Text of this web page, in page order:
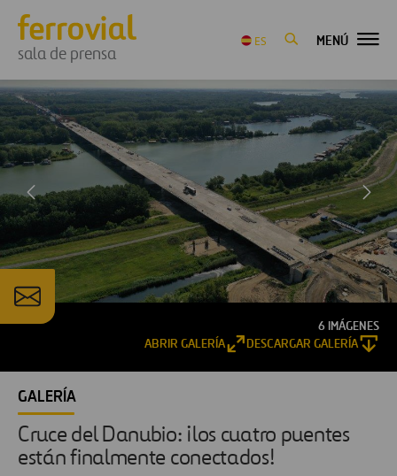
sala de prensa
ES MENÚ
6 IMÁGENES
ABRIR GALERÍA
DESCARGAR GALERÍA
GALERÍA
Cruce del Danubio: ¡los cuatro puentes
están finalmente conectados!